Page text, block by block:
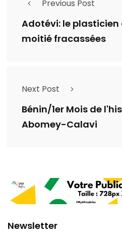
Previous Post
Adotévi: le plasticien
moitié fracassées
Next Post
Bénin/1er Mois de
Abomey-Calavi
Newsletter